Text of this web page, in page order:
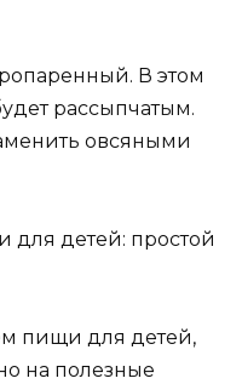
В этом
рассыпчатым.
овсяными
для детей: простой
пищи для детей,
на полезные